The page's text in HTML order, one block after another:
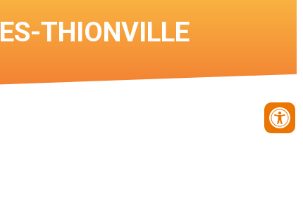
Connexion
chasseur
THIONVILLE